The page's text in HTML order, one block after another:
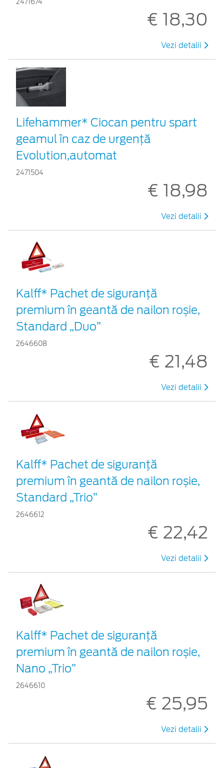
2471674
€ 18,30
Vezi detalii
Lifehammer* Ciocan pentru spart
geamul în caz de urgenţă
Evolution,automat
2471504
€ 18,98
Vezi detalii
Kalff* Pachet de siguranţă
premium în geantă de nailon roșie,
Standard „Duo”
2646608
€ 21,48
Vezi detalii
Kalff* Pachet de siguranţă
premium în geantă de nailon roșie,
Standard „Trio”
2646612
€ 22,42
Vezi detalii
Kalff* Pachet de siguranţă
premium în geantă de nailon roșie,
Nano „Trio”
2646610
€ 25,95
Vezi detalii